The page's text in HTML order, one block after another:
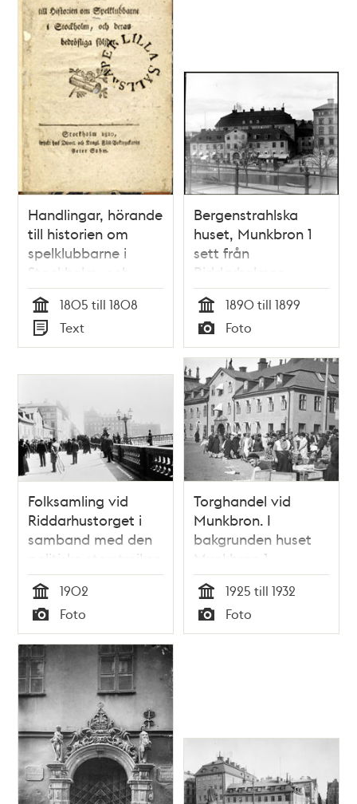
Handlingar, hörande
till historien om
spelklubbarne i
Stockholm, och
deras bedröfliga
följder
Tid
1805 till 1808
Typ
Text
Bergenstrahlska
huset, Munkbron 1
sett från
Riddarholmen
Tid
1890 till 1899
Typ
Foto
Folksamling vid
Riddarhustorget i
samband med den
politiska storstrejken
år 1902. Poliser vid
Riddarholmsbron
som stängts av
under strejken.
Tid
1902
Typ
Foto
Torghandel vid
Munkbron. I
bakgrunden huset
Munkbron 1
Tid
1925 till 1932
Typ
Foto